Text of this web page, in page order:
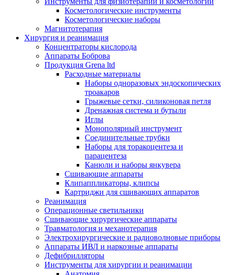
Косметологические инструменты
Косметологические наборы
Магнитотерапия
Хирургия и реанимация
Концентраторы кислорода
Аппараты Боброва
Продукция Grena ltd
Расходные материалы
Наборы одноразовых эндоскопических
троакаров
Грыжевые сетки, силиконовая петля
Дренажная система и бутыли
Иглы
Монополярный инструмент
Соединительные трубки
Наборы для торакоцентеза и
парацентеза
Канюли и наборы янкувера
Сшивающие аппараты
Клипаппликаторы, клипсы
Картриджи для сшивающих аппаратов
Реанимация
Операционные светильники
Сшивающие хирургические аппараты
Травматология и механотерапия
Электрохирургические и радиоволновые приборы
Аппараты ИВЛ и наркозные аппараты
Дефибрилляторы
Инструменты для хирургии и реанимации